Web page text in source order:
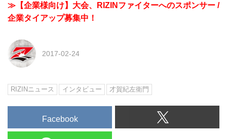
≫【企業様向け】大会、RIZINファイターへのスポンサー /
企業タイアップ募集中！
2017-02-24
RIZINニュース インタビュー 才賀紀左衛門
Facebook